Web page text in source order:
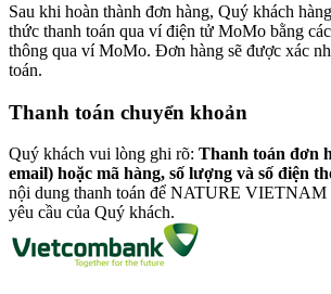
Sau khi hoàn thành đơn hàng, Quý khách
thức thanh toán qua ví điện tử MoMo bằng
thông qua ví MoMo. Đơn hàng sẽ được xác
toán.
Thanh toán chuyển khoản
Quý khách vui lòng ghi rõ: Thanh toán đơn
email) hoặc mã hàng, số lượng và số điện
nội dung thanh toán để NATURE VIETNAM
yêu cầu của Quý khách.